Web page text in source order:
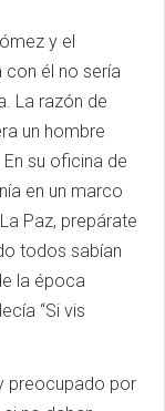
y el
con él no sería
La razón de
un hombre
su oficina de
en un marco
Paz, prepárate
todos sabían
la época
“Si vis
preocupado por